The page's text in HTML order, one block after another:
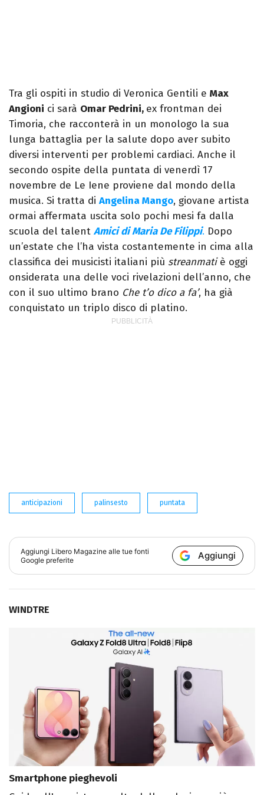
Tra gli ospiti in studio di Veronica Gentili e Max
Angioni ci sarà Omar Pedrini, ex frontman dei
Timoria, che racconterà in un monologo la sua
lunga battaglia per la salute dopo aver subito
diversi interventi per problemi cardiaci. Anche il
secondo ospite della puntata di venerdì 17
novembre de Le Iene proviene dal mondo della
musica. Si tratta di Angelina Mango, giovane artista
ormai affermata uscita solo pochi mesi fa dalla
scuola del talent Amici di Maria De Filippi. Dopo
un’estate che l’ha vista costantemente in cima alla
classifica dei musicisti italiani più streanmatiè oggi
onsiderata una delle voci rivelazioni dell’anno, che
con il suo ultimo brano Che t’o dico a fa’, ha già
conquistato un triplo disco di platino.
anticipazioni palinsesto puntata
Aggiungi Libero Magazine alle tue fonti
Google preferite
Aggiungi
WINDTRE
Smartphone pieghevoli